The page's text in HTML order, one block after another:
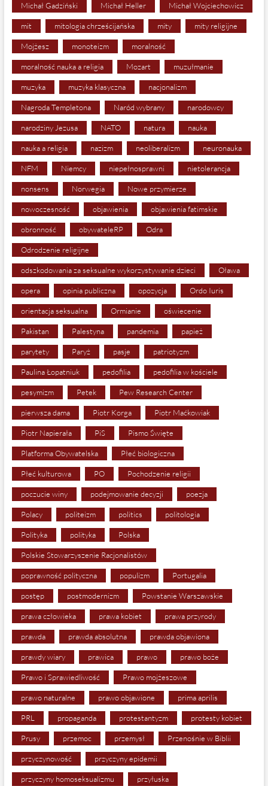
Michał Gadziński Michał Heller Michał Wojciechowicz
mit mitologia chrześcijańska mity mity religijne
Mojżesz monoteizm moralność
moralność nauka a religia Mozart muzułmanie
muzyka muzyka klasyczna nacjonalizm
Nagroda Templetona Naród wybrany narodowcy
narodziny Jezusa NATO natura nauka
nauka a religia nazizm neoliberalizm neuronauka
NFM Niemcy niepełnosprawni nietolerancja
nonsens Norwegia Nowe przymierze
nowoczesność objawienia objawienia fatimskie
obronność obywateleRP Odra
Odrodzenie religijne
odszkodowania za seksualne wykorzystywanie dzieci Oława
opera opinia publiczna opozycja Ordo Iuris
orientacja seksualna Ormianie oświecenie
Pakistan Palestyna pandemia papież
parytety Paryż pasje patriotyzm
Paulina Łopatniuk pedofilia pedofilia w kościele
pesymizm Petek Pew Research Center
pierwsza dama Piotr Korga Piotr Maćkowiak
Piotr Napierała PiS Pismo Święte
Platforma Obywatelska Płeć biologiczna
Płeć kulturowa PO Pochodzenie religii
poczucie winy podejmowanie decyzji poezja
Polacy politeizm politics politologia
Polityka polityka Polska
Polskie Stowarzyszenie Racjonalistów
poprawność polityczna populizm Portugalia
postęp postmodernizm Powstanie Warszawskie
prawa człowieka prawa kobiet prawa przyrody
prawda prawda absolutna prawda objawiona
prawdy wiary prawica prawo prawo boże
Prawo i Sprawiedliwość Prawo mojżeszowe
prawo naturalne prawo objawione prima aprilis
PRL propaganda protestantyzm protesty kobiet
Prusy przemoc przemysł Przenośnie w Biblii
przyczynowość przyczyny epidemii
przyczyny homoseksualizmu przyłuska